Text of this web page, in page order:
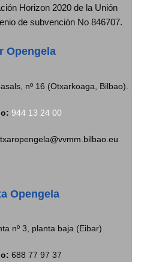
Horizon 2020 de la Unión
de subvención No 846707.
Opengela
nº 16 (Otxarkoaga, Bilbao).
944 13 24 00
Opengela
nº 3, planta baja (Eibar)
688 77 97 37